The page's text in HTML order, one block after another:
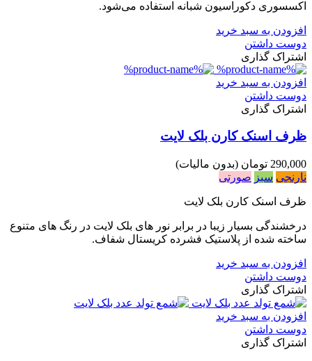
اکسسوری دکوراسیون شبانه استفاده می‌شود.
افزودن به سبد خرید
دوست داشتن
اشتراک گذاری
افزودن به سبد خرید
دوست داشتن
اشتراک گذاری
ظرف اسنک کارن بلک لایت
290,000 تومان
(بدون مالیات)
نارنجی سبز صورتی
ظرف اسنک کارن بلک لایت
درخشندگی بسیار زیبا در برابر نور های بلک لایت در رنگ های متنوع
ساخته شده از پلاستیک فشرده کریستال شفاف.
افزودن به سبد خرید
دوست داشتن
اشتراک گذاری
افزودن به سبد خرید
دوست داشتن
اشتراک گذاری